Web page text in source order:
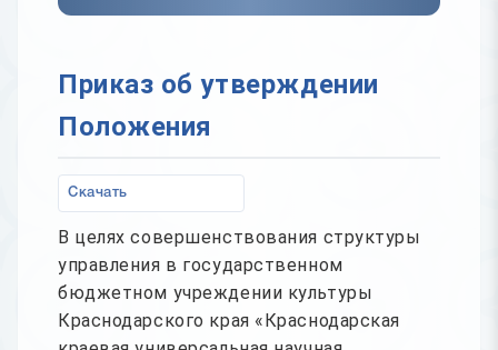
Приказ об утверждении
Положения
Скачать
В целях совершенствования структуры
управления в государственном
бюджетном учреждении культуры
Краснодарского края «Краснодарская